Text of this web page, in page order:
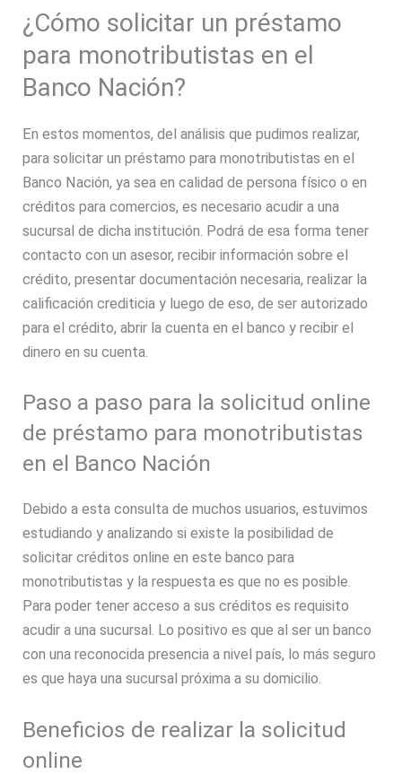
¿Cómo solicitar un préstamo
para monotributistas en el
Banco Nación?
En estos momentos, del análisis que pudimos realizar,
para solicitar un préstamo para monotributistas en el
Banco Nación, ya sea en calidad de persona físico o en
créditos para comercios, es necesario acudir a una
sucursal de dicha institución. Podrá de esa forma tener
contacto con un asesor, recibir información sobre el
crédito, presentar documentación necesaria, realizar la
calificación crediticia y luego de eso, de ser autorizado
para el crédito, abrir la cuenta en el banco y recibir el
dinero en su cuenta.
Paso a paso para la solicitud online
de préstamo para monotributistas
en el Banco Nación
Debido a esta consulta de muchos usuarios, estuvimos
estudiando y analizando si existe la posibilidad de
solicitar créditos online en este banco para
monotributistas y la respuesta es que no es posible.
Para poder tener acceso a sus créditos es requisito
acudir a una sucursal. Lo positivo es que al ser un banco
con una reconocida presencia a nivel país, lo más seguro
es que haya una sucursal próxima a su domicilio.
Beneficios de realizar la solicitud
online